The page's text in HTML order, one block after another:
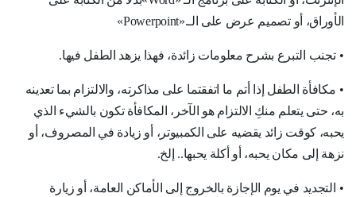
الأوراق، أو تصميم عرض على الـ«Powerpoint».
• تجنب التبرع بشرح معلومات زائدة، فهذا يزهد الطفل فيها.
• مكافأة الطفل إذا أتم ما اتفقتما على مذاكرته، والالتزام بما تعدينه
به، حتى يتعلم منكِ الالتزام هو الآخر، المكافأة تكون بالشيء الذي
يحبه، كوقت زائد يقضيه على الكمبيوتر، أو زيادة في المصروف، أو
نزهة إلى مكان يحبه، أو أكلة يحبها.. إلخ.
• التجديد في يوم الإجازة بالخروج إلى الأماكن العامة، أو زيارة